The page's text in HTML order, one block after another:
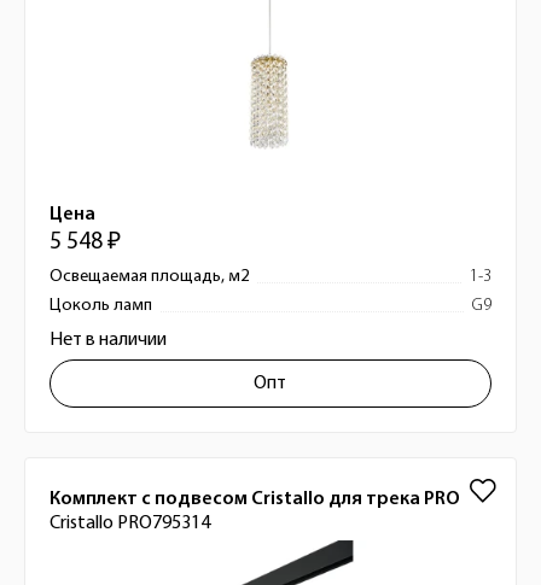
Цена
5 548 ₽
Освещаемая площадь, м2
1-3
Цоколь ламп
G9
Нет в наличии
Опт
Комплект с подвесом Cristallo для трека PRO
Cristallo PRO795314